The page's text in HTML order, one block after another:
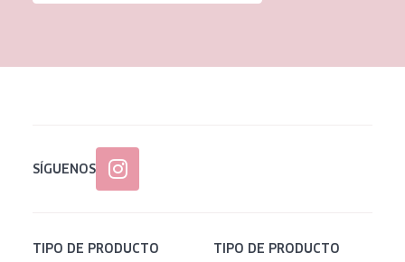
Todas las edades
SÍGUENOS
TIPO DE PRODUCTO TIPO DE PRODUCTO